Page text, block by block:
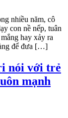
nhiều năm, cô
con nề nếp, tuân
hay xảy ra
để đưa […]
nói với trẻ
mạnh